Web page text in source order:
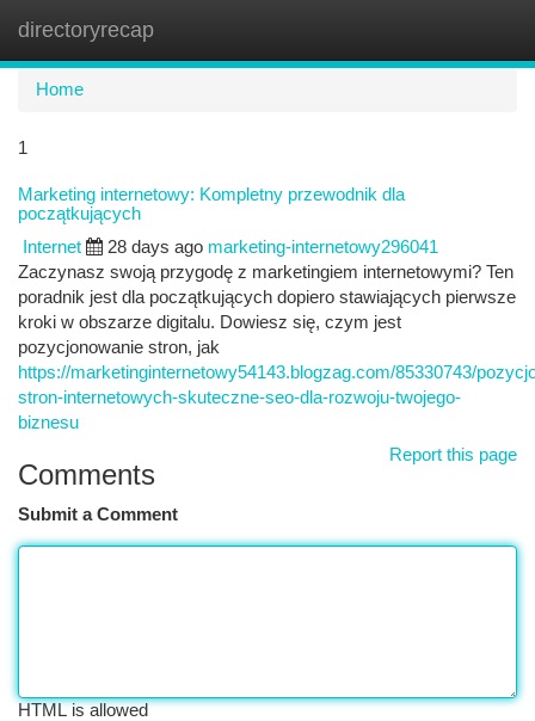
directoryrecap
Home
1
Marketing internetowy: Kompletny przewodnik dla
początkujących
Internet 28 days ago marketing-internetowy296041
Zaczynasz swoją przygodę z marketingiem internetowymi? Ten
poradnik jest dla początkujących dopiero stawiających pierwsze
kroki w obszarze digitalu. Dowiesz się, czym jest
pozycjonowanie stron, jak
https://marketinginternetowy54143.blogzag.com/85330743/
stron-internetowych-skuteczne-seo-dla-rozwoju-twojego-
biznesu
Report this page
Comments
Submit a Comment
HTML is allowed